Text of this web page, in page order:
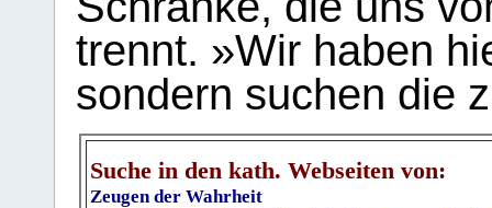
trennt. »Wir haben
sondern suchen die
Suche in den kath. Webseiten von:
Zeugen der Wahrheit